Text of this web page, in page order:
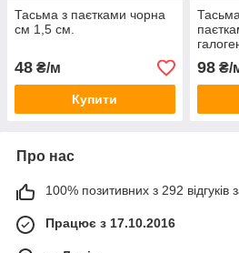
Тасьма з паєтками чорна
см 1,5 см.
48 ₴/м
Купити
98₴/
Про нас
100% позитивних з 292 відгуків
Працює з 17.10.2016